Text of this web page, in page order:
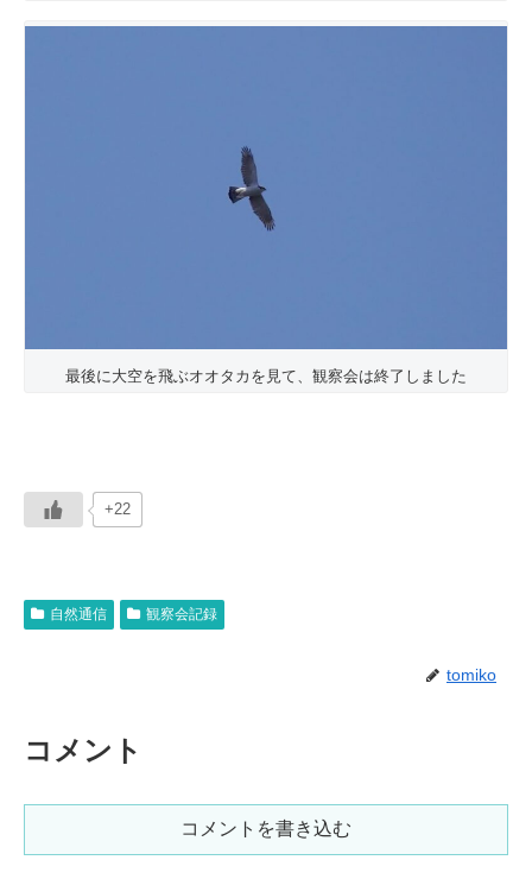
最後に大空を飛ぶオオタカを見て、観察会は終了しました
+22
自然通信 観察会記録
tomiko
コメント
コメントを書き込む